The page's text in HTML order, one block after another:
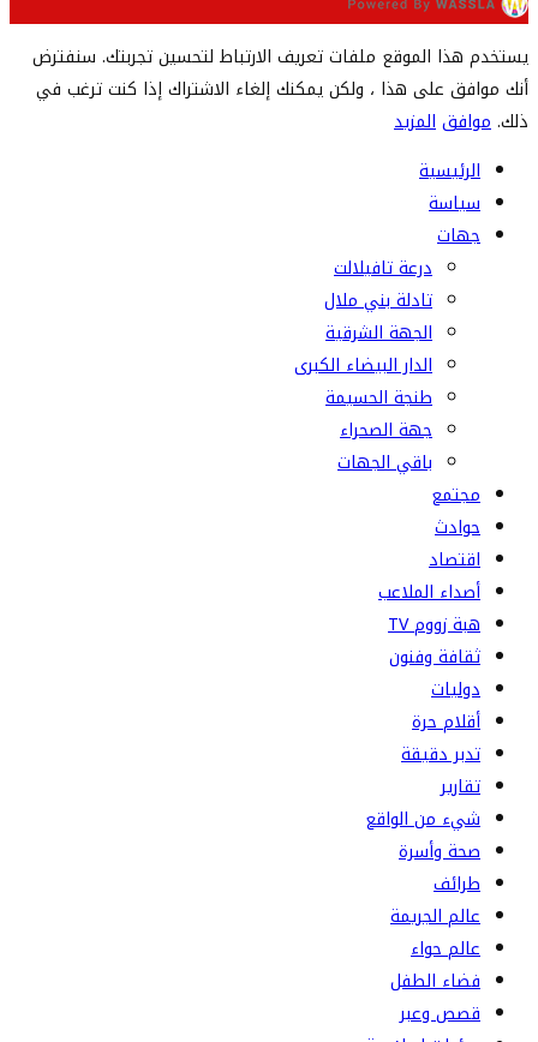
يستخدم هذا الموقع ملفات تعريف الارتباط لتحسين تجربتك. سنفترض
أنك موافق على هذا ، ولكن يمكنك إلغاء الاشتراك إذا كنت ترغب في
ذلك.موافق المزيد
الرئيسية
سياسة
جهات
درعة تافيلالت
تادلة بني ملال
الجهة الشرقية
الدار البيضاء الكبرى
طنجة الحسيمة
جهة الصحراء
باقي الجهات
مجتمع
حوادث
اقتصاد
أصداء الملاعب
هبة زووم TV
ثقافة وفنون
دوليات
أقلام حرة
تدبر دقيقة
تقارير
شيء من الواقع
صحة وأسرة
طرائف
عالم الجريمة
عالم حواء
فضاء الطفل
قصص وعبر